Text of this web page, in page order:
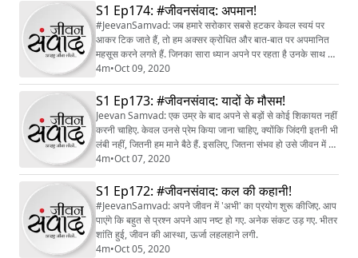
S1 Ep174: #जीवनसंवाद: अपमान!
#JeevanSamvad: जब हमारे सरोकार सबसे हटकर केवल स्वयं पर
आकर टिक जाते हैं, तो हम अक्सर क्रोधित और बात-बात पर अपमानित
महसूस करने लगते हैं. जिनका सारा ध्यान अपने पर रहता है उनके साथ यह
अक्सर होता है!
4m•Oct 09, 2020
S1 Ep173: #जीवनसंवाद: यादों के मौसम!
Jeevan Samvad: एक उम्र के बाद अपने से बड़ों से कोई शिकायत नहीं
करनी चाहिए. केवल उनसे प्रेम किया जाना चाहिए, क्योंकि जिंदगी इतनी भी
लंबी नहीं, जितनी हम माने बैठे हैं. इसलिए, जितना संभव हो उसे जीवन में भर
लेना चाहिए. कल का क्‍या भरोसा!
4m•Oct 07, 2020
S1 Ep172: #जीवनसंवाद: कल की कहानी!
#JeevanSamvad: अपने जीवन में 'अभी'‌ का प्रयोग शुरू कीजिए. आप
पाएंगे कि बहुत से प्रश्न अपने आप नष्ट हो गए. अनेक संकट उड़ गए. भीतर
शांति हुई, जीवन की आस्था, ऊर्जा लहलहाने लगी.
4m•Oct 05, 2020